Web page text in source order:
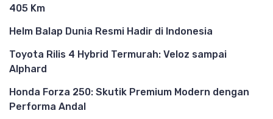
405 Km
Helm Balap Dunia Resmi Hadir di Indonesia
Toyota Rilis 4 Hybrid Termurah: Veloz sampai
Alphard
Honda Forza 250: Skutik Premium Modern dengan
Performa Andal